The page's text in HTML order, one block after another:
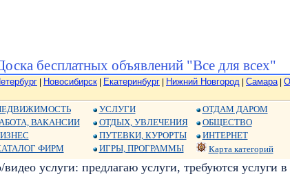
бесплатных объявлений "Все для всех"
Новосибирск Екатеринбург Нижний Новгород Самара|
ВАКАНСИИ
ФИРМ
УСЛУГИ
ОТДЫХ, УВЛЕЧЕНИЯ
ПУТЕВКИ, КУРОРТЫ
ИГРЫ, ПРОГРАММЫ
ОТДАМ ДАРОМ
ОБЩЕСТВО
ИНТЕРНЕТ
Карта категорий
услуги: предлагаю услуги, требуются услуги в